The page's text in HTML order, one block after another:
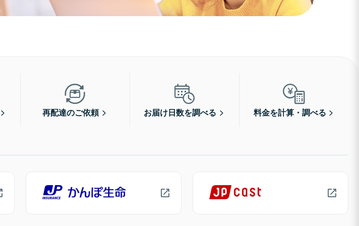
再配達のご依頼 お届け日数を調べる 料金を計算・調べる